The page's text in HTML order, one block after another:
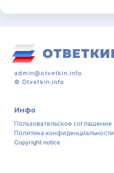
admin@otvetkin.info
©Otvetkin.info
Инфо
Пользовательское соглашение
Политика конфиденциальности
Copyright notice